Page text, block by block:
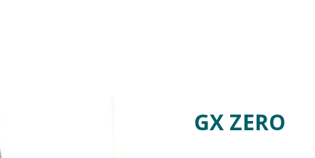
GX ZERO